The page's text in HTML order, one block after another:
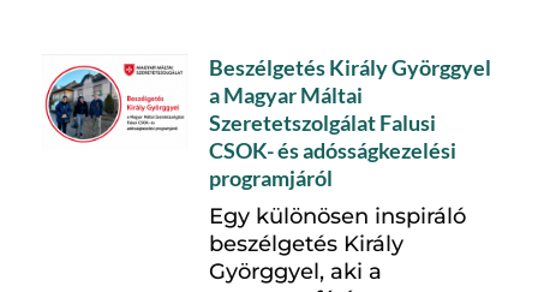
Beszélgetés Király Györggyel
a Magyar Máltai
Szeretetszolgálat Falusi
CSOK- és adósságkezelési
programjáról
Egy különösen inspiráló
beszélgetés Király
Györggyel, aki a